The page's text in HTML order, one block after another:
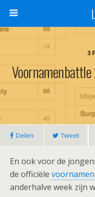
3
Delen Tweet
En ook voor de
de officiële
anderhalve week zijn